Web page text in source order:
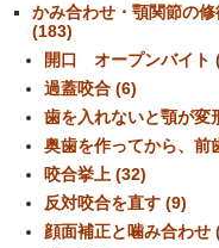
かみ合わせ・顎関節の
(183)
開口 オープンバイト
過蓋咬合 (6)
歯を入れないと顎が変
奥歯を作ってから、前
咬合挙上 (32)
反対咬合を直す (9)
顔面補正と噛み合わせ